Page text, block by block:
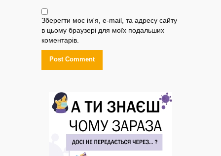
Зберегти моє ім'я, e-mail, та адресу сайту
в цьому браузері для моїх подальших
коментарів.